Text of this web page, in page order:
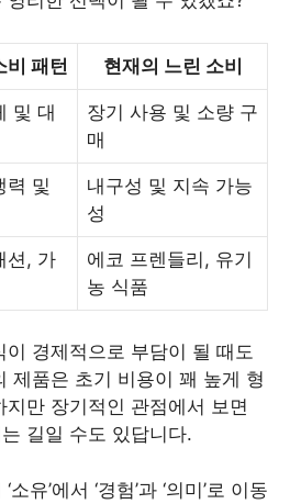
비 패턴 현재의 느린 소비
및 대
장기 사용 및 소량 구
매
력 및
내구성 및 지속 가능
성
션, 가
에코 프렌들리, 유기
농 식품
이 경제적으로 부담이 될 때도
제품은 초기 비용이 꽤 높게 형
만 장기적인 관점에서 보면
길일 수도 있답니다.
유’에서 ‘경험’과 ‘의미’로 이동